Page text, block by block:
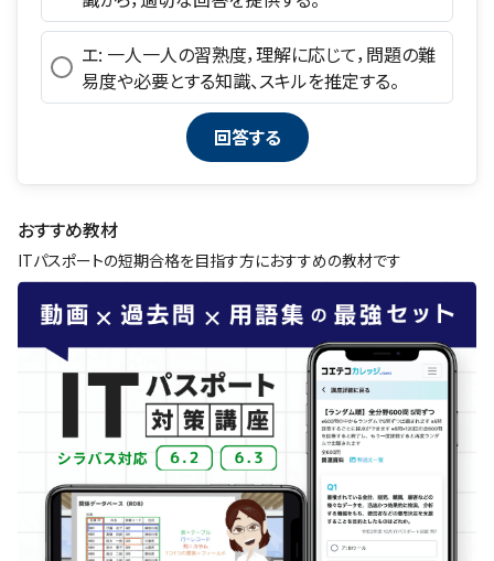
エ: 一人一人の習熟度，理解に応じて，問題の難
易度や必要とする知識、スキルを推定する。
おすすめ教材
ITパスポートの短期合格を目指す方におすすめの教材です